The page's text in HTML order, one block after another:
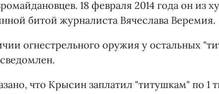
18 февраля 2014 года он из
битой журналиста Вячеслава Веремия.
огнестрельного оружия у остальных
что Крысин заплатил "титушкам" по 1